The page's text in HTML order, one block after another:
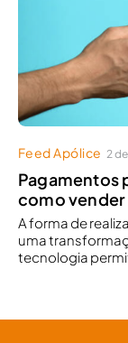
Feed Apólice 2
Pagamentos
como vender
A forma de
uma
tecnologia